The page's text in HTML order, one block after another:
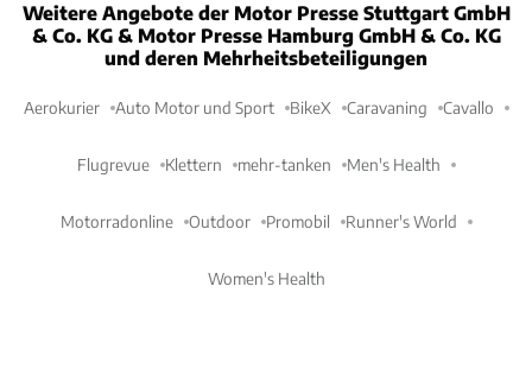
Weitere Angebote der Motor Presse Stuttgart GmbH
& Co. KG & Motor Presse Hamburg GmbH & Co. KG
und deren Mehrheitsbeteiligungen
Aerokurier Auto Motor und Sport BikeX Caravaning Cavallo
Flugrevue Klettern mehr-tanken Men's Health
Motorradonline Outdoor Promobil Runner's World
Women's Health